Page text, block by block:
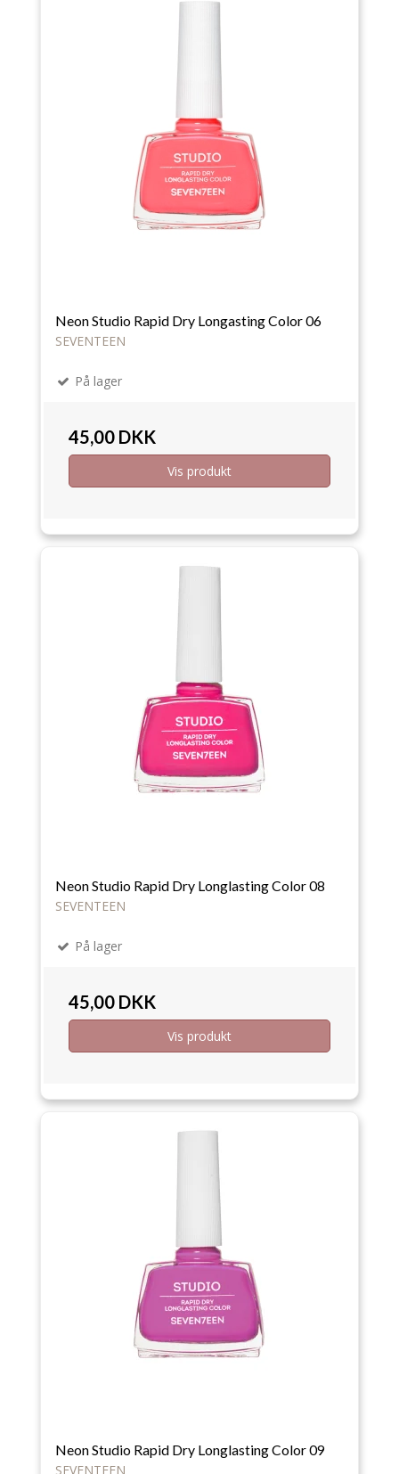
Neon Studio Rapid Dry Longasting Color 06
SEVENTEEN
På lager
45,00 DKK
Vis produkt
Neon Studio Rapid Dry Longlasting Color 08
SEVENTEEN
På lager
45,00 DKK
Vis produkt
Neon Studio Rapid Dry Longlasting Color 09
SEVENTEEN